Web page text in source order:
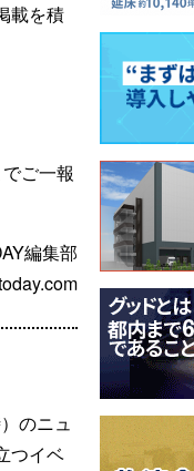
載を積
ご一報
編集部
のニュ
つイベ